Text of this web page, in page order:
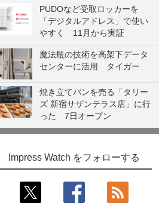
PUDOなど受取ロッカーを
「デジタルアドレス」で使い
やすく 11月から実証
魔法瓶の技術を高架下データ
センターに活用 タイガー
焼き立てパンを売る「タリー
ズ 新宿サザンテラス店」に行
った 7日オープン
Impress Watch をフォローする